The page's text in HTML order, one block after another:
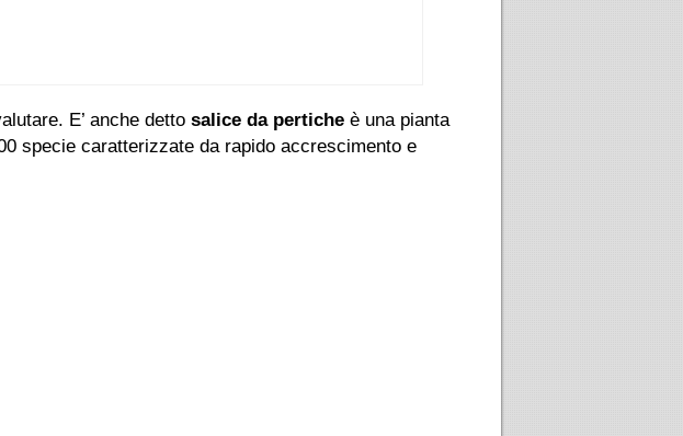
E’ anche detto salice da pertiche è una pianta
specie caratterizzate da rapido accrescimento e